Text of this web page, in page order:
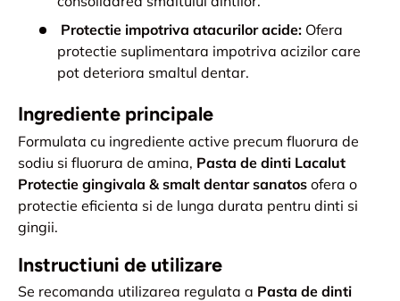
Protectie impotriva atacurilor acide: Ofera
protectie suplimentara impotriva acizilor care
pot deteriora smaltul dentar.
Ingrediente principale
Formulata cu ingrediente active precum fluorura de
sodiu si fluorura de amina, Pasta de dinti Lacalut
Protectie gingivala & smalt dentar sanatos ofera o
protectie eficienta si de lunga durata pentru dinti si
gingii.
Instructiuni de utilizare
Se recomanda utilizarea regulata a Pasta de dinti